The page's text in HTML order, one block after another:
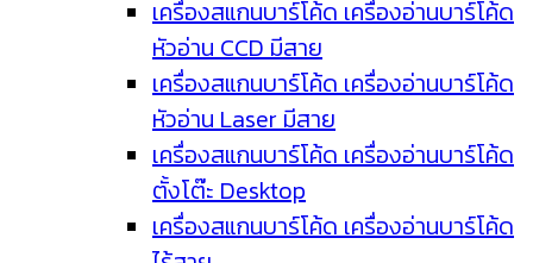
เครื่องสแกนบาร์โค้ด เครื่องอ่านบาร์โค้ด
หัวอ่าน CCD มีสาย
เครื่องสแกนบาร์โค้ด เครื่องอ่านบาร์โค้ด
หัวอ่าน Laser มีสาย
เครื่องสแกนบาร์โค้ด เครื่องอ่านบาร์โค้ด
ตั้งโต๊ะ Desktop
เครื่องสแกนบาร์โค้ด เครื่องอ่านบาร์โค้ด